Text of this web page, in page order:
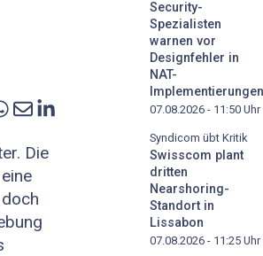
Die
Security-
Spezialisten
warnen vor
Designfehler in
NAT-
Implementierungen
07.08.2026 - 11:50 Uhr
Syndicom übt Kritik
Swisscom plant
dritten
Nearshoring-
Standort in
Lissabon
07.08.2026 - 11:25 Uhr